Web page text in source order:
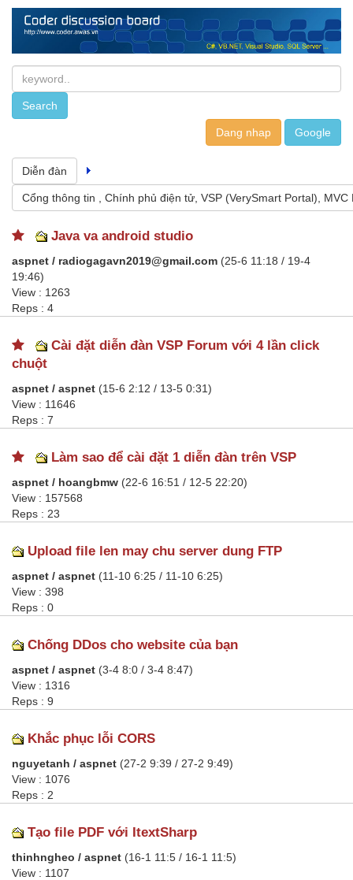
Dang nhap
Diễn đàn
Cổng thông tin , Chính phủ điện tử, VSP (VerySmart Portal),
Java va android studio
aspnet / radiogagavn2019@gmail.com (25-6 11:18 / 19-4
19:46)
View : 1263
Reps : 4
Cài đặt diễn đàn VSP Forum với 4 lần click
chuột
aspnet / aspnet (15-6 2:12 / 13-5 0:31)
View : 11646
Reps : 7
Làm sao để cài đặt 1 diễn đàn trên VSP
aspnet / hoangbmw (22-6 16:51 / 12-5 22:20)
View : 157568
Reps : 23
Upload file len may chu server dung FTP
aspnet / aspnet (11-10 6:25 / 11-10 6:25)
View : 398
Reps : 0
Chống DDos cho website của bạn
aspnet / aspnet (3-4 8:0 / 3-4 8:47)
View : 1316
Reps : 9
Khắc phục lỗi CORS
nguyetanh / aspnet (27-2 9:39 / 27-2 9:49)
View : 1076
Reps : 2
Tạo file PDF với ItextSharp
thinhngheo / aspnet (16-1 11:5 / 16-1 11:5)
View : 1107